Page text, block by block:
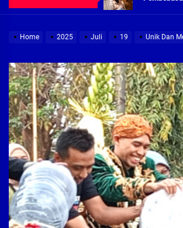
Peduli
Terima
Demi
Home 2025 Juli 19 Unik Dan